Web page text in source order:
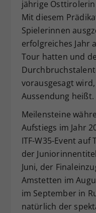
jährige Osttirolerin
Mit diesem
Spielerinnen
erfolgreiches Jahr
Tour hatten und
vorausgesagt
Aussendung heißt.
Meilensteine
Aufstiegs im Jahr
ITF-W35-Event
der
Juni, der
Amstetten im
im September in
natürlich der
Zweck
Dieser
hat.